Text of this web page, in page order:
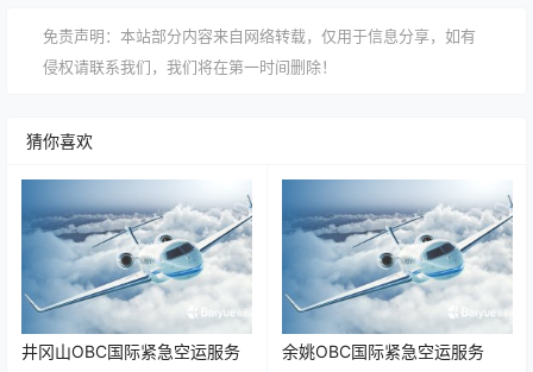
免责声明：本站部分内容来自网络转载，仅用于信息分享，如有
侵权请联系我们，我们将在第一时间删除！
猜你喜欢
井冈山OBC国际紧急空运服务 余姚OBC国际紧急空运服务